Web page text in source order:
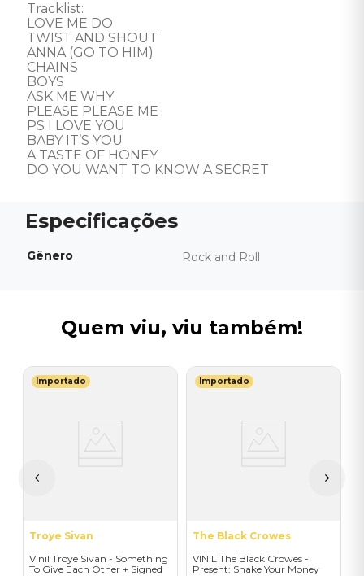
Tracklist:
LOVE ME DO
TWIST AND SHOUT
ANNA (GO TO HIM)
CHAINS
BOYS
ASK ME WHY
PLEASE PLEASE ME
PS I LOVE YOU
BABY IT’S YOU
A TASTE OF HONEY
DO YOU WANT TO KNOW A SECRET
Gênero Rock and Roll
Quem viu, viu também!
Importado
Troye Sivan
Vinil Troye Sivan - Something
To Give Each Other + Signed
Importado
The Black Crowes
VINIL The Black Crowes -
Present: Shake Your Money